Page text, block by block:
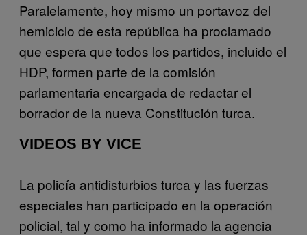
Paralelamente, hoy mismo un portavoz del
hemiciclo de esta república ha proclamado
que espera que todos los partidos, incluido el
HDP, formen parte de la comisión
parlamentaria encargada de redactar el
borrador de la nueva Constitución turca.
VIDEOS BY VICE
La policía antidisturbios turca y las fuerzas
especiales han participado en la operación
policial, tal y como ha informado la agencia